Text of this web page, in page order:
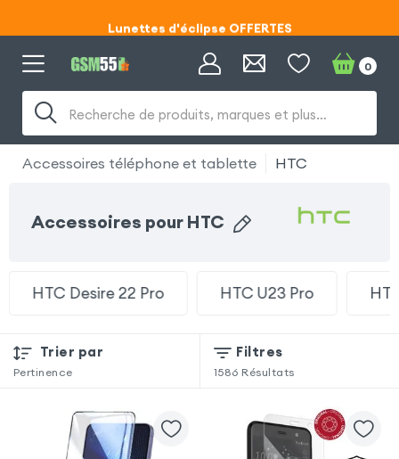
Code ECLIPSE55
Code ECLIPSE55
Recherche de produits, marques et plus…
0
Accessoires téléphone et tablette HTC
Accessoires pour HTC
HTC Desire 22 Pro HTC U23 Pro
Trier par
Pertinence
Filtres
1586 Résultats